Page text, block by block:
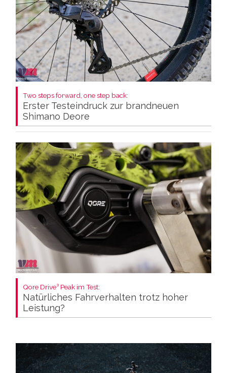
Two steps forward, one step back:
Erster Testeindruck zur brandneuen
Shimano Deore
Qore Drive³ Peak im Test:
Natürliches Fahrverhalten trotz hoher
Leistung?